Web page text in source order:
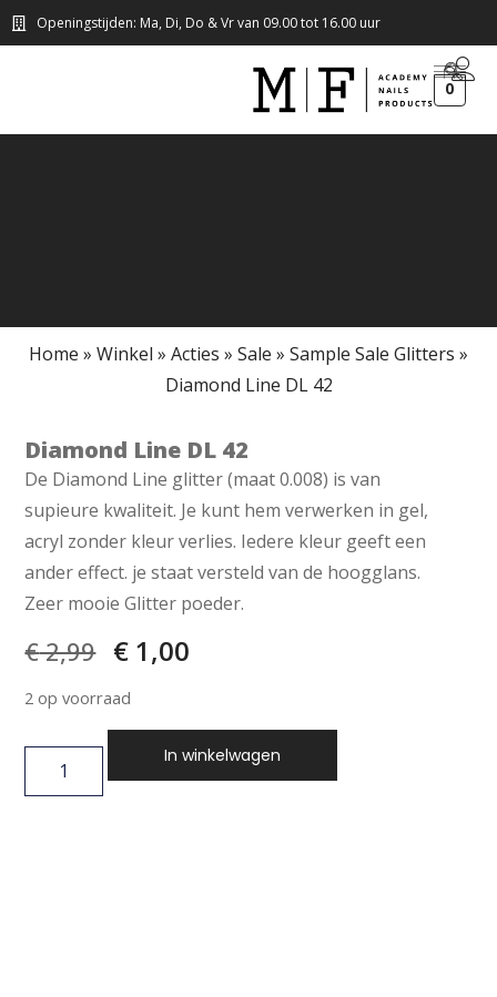
Openingstijden: Ma, Di, Do & Vr van 09.00 tot 16.00 uur
0
Home » Winkel » Acties » Sale » Sample Sale Glitters »
Diamond Line DL 42
Diamond Line DL 42
De Diamond Line glitter (maat 0.008) is van
supieure kwaliteit. Je kunt hem verwerken in gel,
acryl zonder kleur verlies. Iedere kleur geeft een
ander effect. je staat versteld van de hoogglans.
Zeer mooie Glitter poeder.
€2,99 € 1,00
2 op voorraad
In winkelwagen